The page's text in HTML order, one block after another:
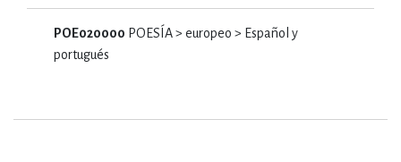
POE020000 POESÍA > europeo > Español y
portugués